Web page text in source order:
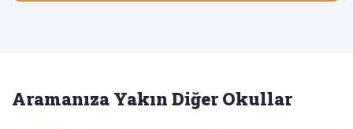
Aramanıza Yakın Diğer Okullar